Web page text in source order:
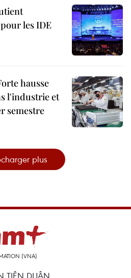
les IDE
hausse
l'industrie et
semestre
plus
(VNA)